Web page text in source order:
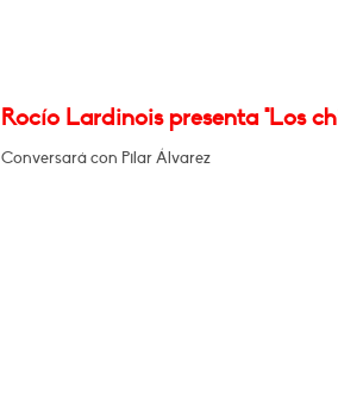
Rocío Lardinois presenta "Los
Conversará con Pilar Álvarez